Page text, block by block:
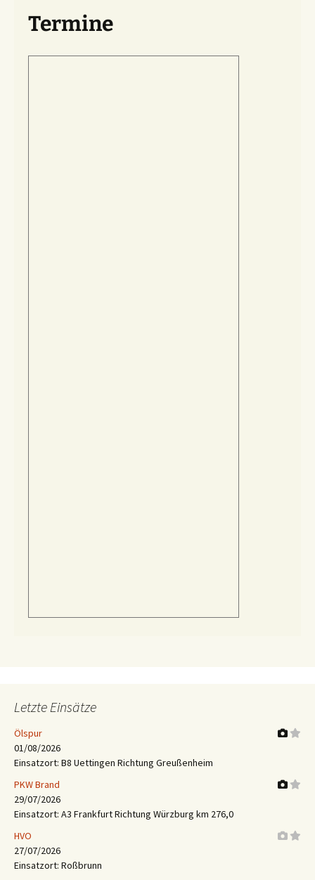
Termine
Letzte Einsätze
Ölspur
01/08/2026
Einsatzort: B8 Uettingen Richtung Greußenheim
PKW Brand
29/07/2026
Einsatzort: A3 Frankfurt Richtung Würzburg km 276,0
HVO
27/07/2026
Einsatzort: Roßbrunn